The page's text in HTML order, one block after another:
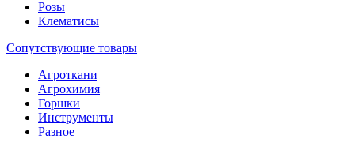
Розы
Клематисы
Сопутствующие товары
Агроткани
Агрохимия
Горшки
Инструменты
Разное